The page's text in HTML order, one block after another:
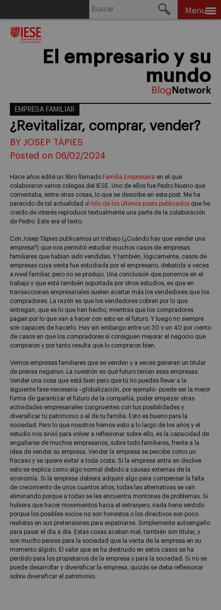
Menu
El empresario y su
mundo
EMPRESA FAMILIAR
¿Revitalizar, comprar, vender?
BY JOSEP TÀPIES
Posted on 06/02/2024
Hace años edité un libro llamado Familia Empresaria en el que
colaboraron varios colegas del IESE. Uno de ellos fue Pedro Nueno que
comentaba, entre otras cosas, lo que se describe en este post. Me ha
parecido de tal actualidad al hilo de los últimos posts publicados que he
creído de interés reproducir textualmente una parte de la colaboración
de Pedro. Este era el texto:
Con Josep Tàpies publicamos un trabajo (¿Cuándo hay que vender una
empresa?) que nos permitió estudiar muchos casos de empresas
familiares que habían sido vendidas. Y también, lógicamente, casos de
empresas cuya venta fue estudiada por el empresario, debatida a veces
a nivel familiar, pero no se produjo. Una conclusión que ponemos en el
trabajo y que está también soportada por otros estudios, es que en
transacciones empresariales suelen acertar más los vendedores que los
compradores. La razón es que los vendedores cobran por lo que
entregan, que es lo que han hecho, mientras que los compradores
pagan por lo que van a hacer con esto en el futuro. Y luego no siempre
son capaces de hacerlo. Hay sin embargo entre un 30 y un 40 por ciento
de casos en que los compradores sí consiguen mejorar el negocio que
compraron y por tanto resulta que lo compraron bien.
Vemos empresas familiares que se venden y a veces generan un titular
de prensa negativo. La cuestión es qué futuro tenían esas empresas.
Vender una cosa que está bien pero que tú no puedes llevar a la
siguiente fase necesaria –globalización, por ejemplo- puede ser la mejor
forma de garantizar el futuro de la compañía, poder empezar otras
actividades empresariales congruentes con tus posibilidades y
diversificar tu patrimonio o el de tu familia. Esto es bueno para la
sociedad. Pero lo que nosotros hemos visto a lo largo de los años y el
estudio nos sirvió para volver a reflexionar sobre ello, es la capacidad de
engañarse de muchos empresarios, sobre todo familiares, frente a la
idea de vender su empresa. Vender la empresa se percibe como un
fracaso y se quiere evitar a toda costa. Si la empresa entra en declive
esto se explica como algo normal debido a causas externas de la
economía. Si la empresa debiera adquirir algo para compensar la falta
de crecimiento de unos cuantos años, todas las alternativas se van
eliminando porque a todas se les encuentra montones de problemas. Si
hubiera que hacer movimientos hacia el extranjero, nada tiene sentido
porque los posibles socios no son honestos o los directivos son poco
realistas en sus pretensiones para expatriarse. Simplemente autoengaño
para pasar el día a día. Estas cosas acaban mal, también son titular, y
son mucho peores para la sociedad que la venta de la empresa en su
momento álgido. El valor que se ha destruido en estos casos se ha
perdido para los propietarios de la empresa y para la sociedad. Si no se
puede desarrollar y diversificar la empresa, quizás se deba reflexionar
sobre diversificar el patrimonio.